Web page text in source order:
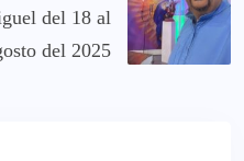
del 18 al
del 2025